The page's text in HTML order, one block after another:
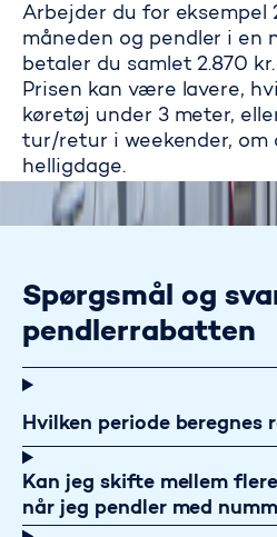
Arbejder du for eksempel
måneden og pendler i en
betaler du samlet 2.870 kr.
Prisen kan være lavere,
køretøj under 3 meter,
tur/retur i weekender, om
helligdage.
Spørgsmål og
pendlerrabatten
Hvilken periode beregnes
Kan jeg skifte mellem
når jeg pendler med